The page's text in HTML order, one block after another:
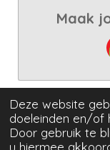
Deze website
doeleinden en/of
Door gebruik te
u hiermee
Maak
© 2021 - 2025